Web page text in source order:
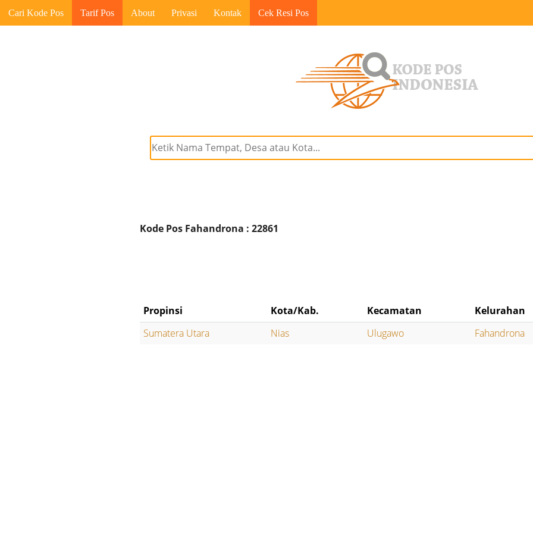
Cari Kode Pos Tarif Pos About Privasi Kontak Cek Resi Pos
Kode Pos Fahandrona : 22861
Propinsi Kota/Kab. Kecamatan
Kelurahan
Sumatera Utara
Nias Ulugawo Fahandrona